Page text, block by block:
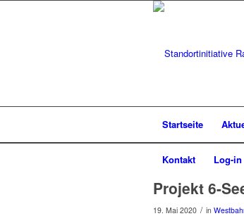
Startseite
Kontakt Log-in
Projekt 6-
19. Mai 2020 / in